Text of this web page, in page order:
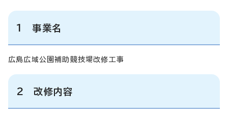
1 事業名
広島広域公園補助競技場改修工事
2 改修内容